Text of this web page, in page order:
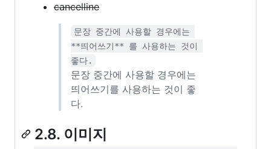
cancelline
문장 중간에 사용할 경우에는
**띄어쓰기** 를 사용하는 것이
좋다.
문장 중간에 사용할 경우에는
띄어쓰기를 사용하는 것이 좋
다.
2.8. 이미지